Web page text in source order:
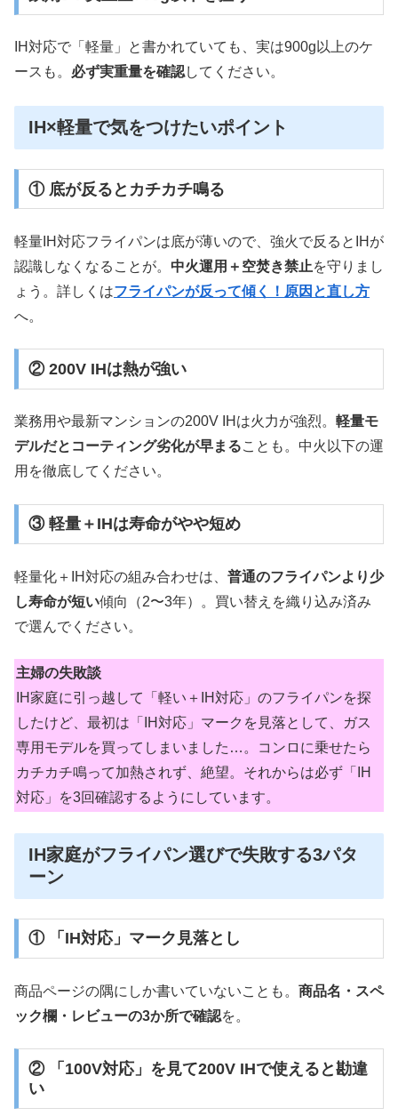
IH対応で「軽量」と書かれていても、実は900g以上のケ
ースも。 必ず実重量を確認してください。
IH×軽量で気をつけたいポイント
① 底が反るとカチカチ鳴る
軽量IH対応フライパンは底が薄いので、強火で反るとIHが
認識しなくなることが。 中火運用＋空焚き禁止を守りまし
ょう。詳しくはフライパンが反って傾く！原因と直し方
へ。
② 200V IHは熱が強い
業務用や最新マンションの200V IHは火力が強烈。 軽量モ
デルだとコーティング劣化が早まることも。中火以下の運
用を徹底してください。
③ 軽量＋IHは寿命がやや短め
軽量化＋IH対応の組み合わせは、 普通のフライパンより少
し寿命が短い傾向（2〜3年）。買い替えを織り込み済み
で選んでください。
主婦の失敗談
IH家庭に引っ越して「軽い＋IH対応」のフライパンを探
したけど、最初は「IH対応」マークを見落として、ガス
専用モデルを買ってしまいました…。コンロに乗せたら
カチカチ鳴って加熱されず、絶望。それからは必ず「IH
対応」を3回確認するようにしています。
IH家庭がフライパン選びで失敗する3パタ
ーン
① 「IH対応」マーク見落とし
商品ページの隅にしか書いていないことも。 商品名・スペ
ック欄・レビューの3か所で確認を。
② 「100V対応」を見て200V IHで使えると勘違
い